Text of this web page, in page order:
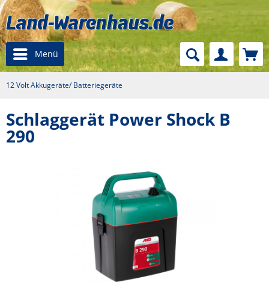
Menü
12 Volt Akkugeräte/ Batteriegeräte
Schlaggerät Power Shock B
290